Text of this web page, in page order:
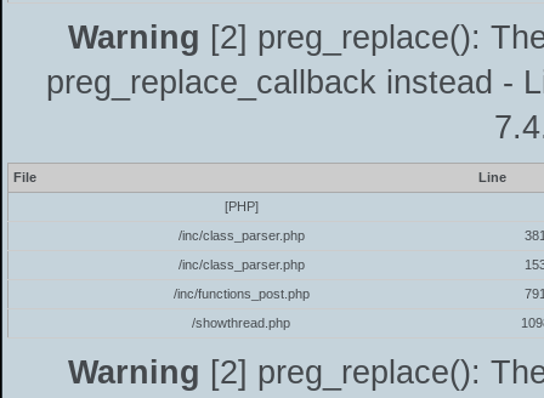
Warning [2] preg_replace():
preg_replace_callback instead -
File
Line
[PHP]
/inc/class_parser.php
/inc/class_parser.php
/inc/functions_post.php
/showthread.php
Warning [2] preg_replace():